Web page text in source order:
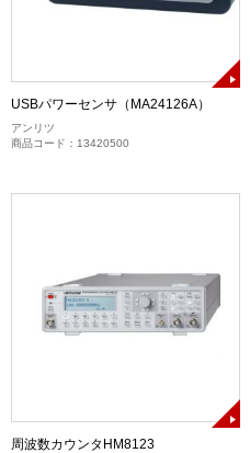
USBパワーセンサ（MA24126A）
アンリツ
商品コード：13420500
周波数カウンタHM8123